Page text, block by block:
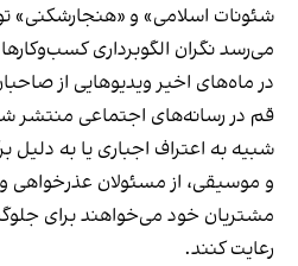
شئونات اسلامی» و «هنجارشکنی»
می‌رسد نگران الگوبرداری کسب‌وکارها
در ماه‌های اخیر ویدیوهایی از
قم در رسانه‌های اجتماعی منتشر
شبیه به اعتراف اجباری یا به
و موسیقی، از مسئولان عذرخواهی و
مشتریان خود می‌خواهند برای
رعایت کنند.